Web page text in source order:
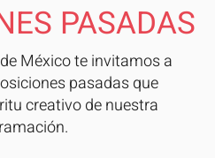
PASADAS
México te invitamos a
pasadas que
creativo de nuestra